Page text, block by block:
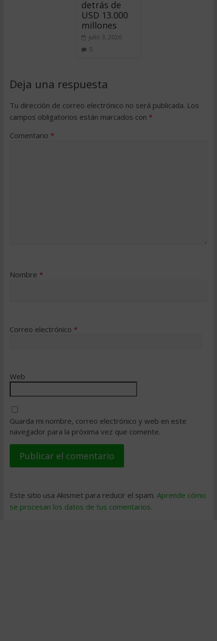
detrás de
USD 13.000
millones
julio 3, 2026
0
Deja una respuesta
Tu dirección de correo electrónico no será publicada. Los
campos obligatorios están marcados con *
Comentario *
Nombre *
Correo electrónico *
Web
Guarda mi nombre, correo electrónico y web en este
navegador para la próxima vez que comente.
Este sitio usa Akismet para reducir el spam. Aprende cómo
se procesan los datos de tus comentarios.